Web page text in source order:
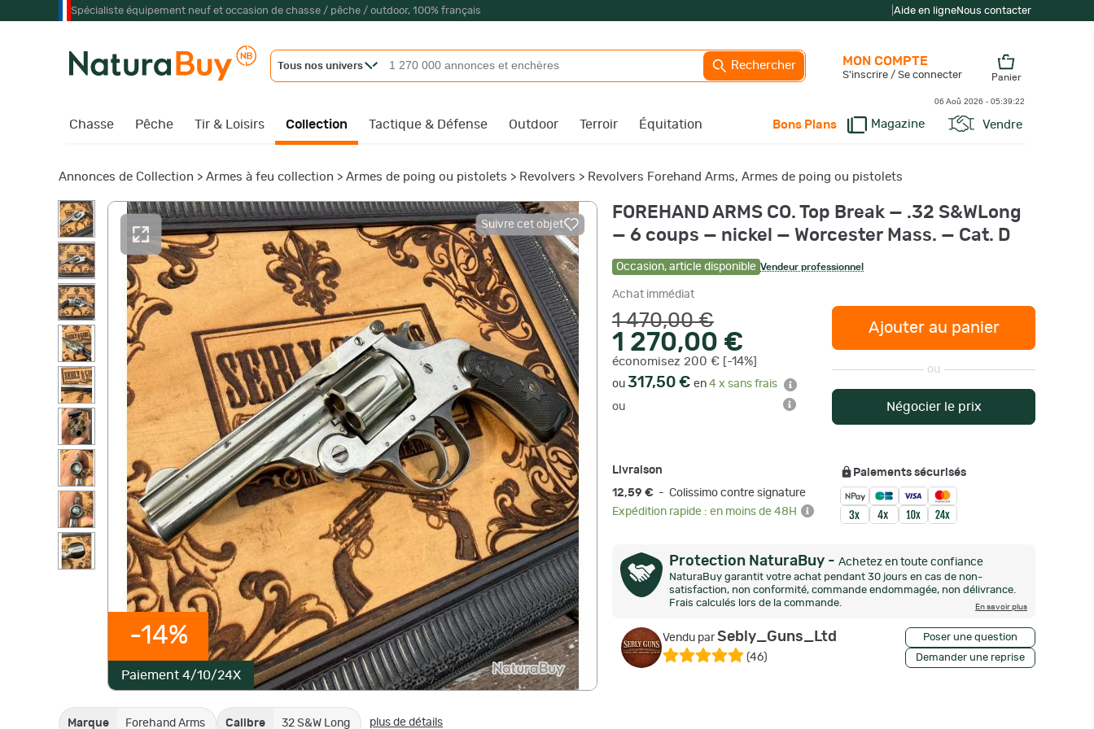
Spécialiste équipement neuf et occasion de chasse / pêche / outdoor, 100% français Aide en ligneNous contacter
Tous nos univers Rechercher
Chasse Pêche Tir & Loisirs Collection Tactique & Défense Outdoor Terroir Équitation Bons Plans Magazine Vendre
MON COMPTE
S'inscrire / Se connecter Panier
06 Aoû 2026 - 05:39:23
Annonces de Collection > Armes à feu collection > Armes de poing ou pistolets > Revolvers > Revolvers Forehand Arms, Armes de poing ou pistolets
-14%
Paiement 4/10/24X
Suivre cet objet
Marque Forehand Arms Calibre 32 S&W Long plus de détails
FOREHAND ARMS CO. Top Break — .32 S&WLong
— 6 coups — nickel — Worcester Mass. — Cat. D
Occasion, article disponible Vendeur professionnel
Achat immédiat
1 470,00 €
1 270,00 €
économisez 200 € [-14%]
ou 317,50 € en 4 x sans frais
ou
Ajouter au panier
ou
Négocier le prix
Livraison
12,59 € - Colissimo contre signature
Expédition rapide : en moins de 48H
Paiements sécurisés
Protection NaturaBuy - Achetez en toute confiance
NaturaBuy garantit votre achat pendant 30 jours en cas de non-
satisfaction, non conformité, commande endommagée, non délivrance.
Frais calculés lors de la commande.
En savoir plus
Vendu parSebly_Guns_Ltd
(46) Demander une reprise
Poser une question